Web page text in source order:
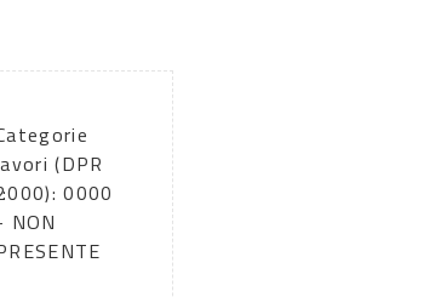
(DPR
0000
NON